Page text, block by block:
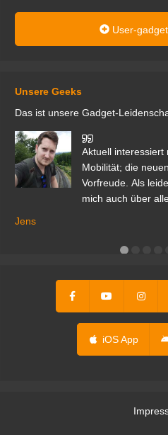
User-
Unsere Geeks
Das ist unsere Gadget-
Aktuell interessiert
Mobilität; die
Vorfreude. Als
mich auch über
Jens
iOS App